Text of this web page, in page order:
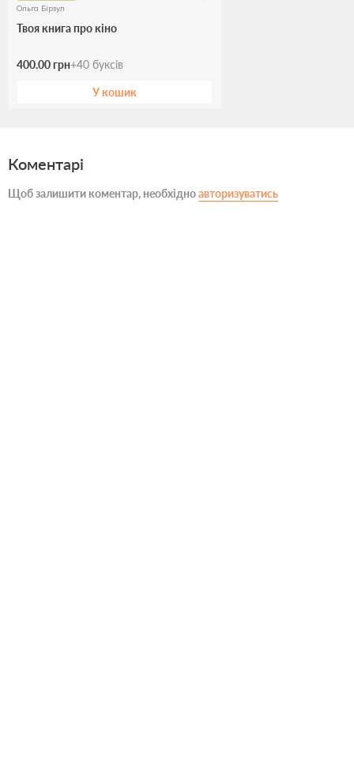
Ольга Бірзул
Твоя книга про кіно
400.00 грн+40 буксів
У кошик
Коментарі
Щоб залишити коментар, необхідноавторизуватись